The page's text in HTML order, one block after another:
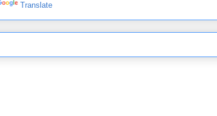
Translate